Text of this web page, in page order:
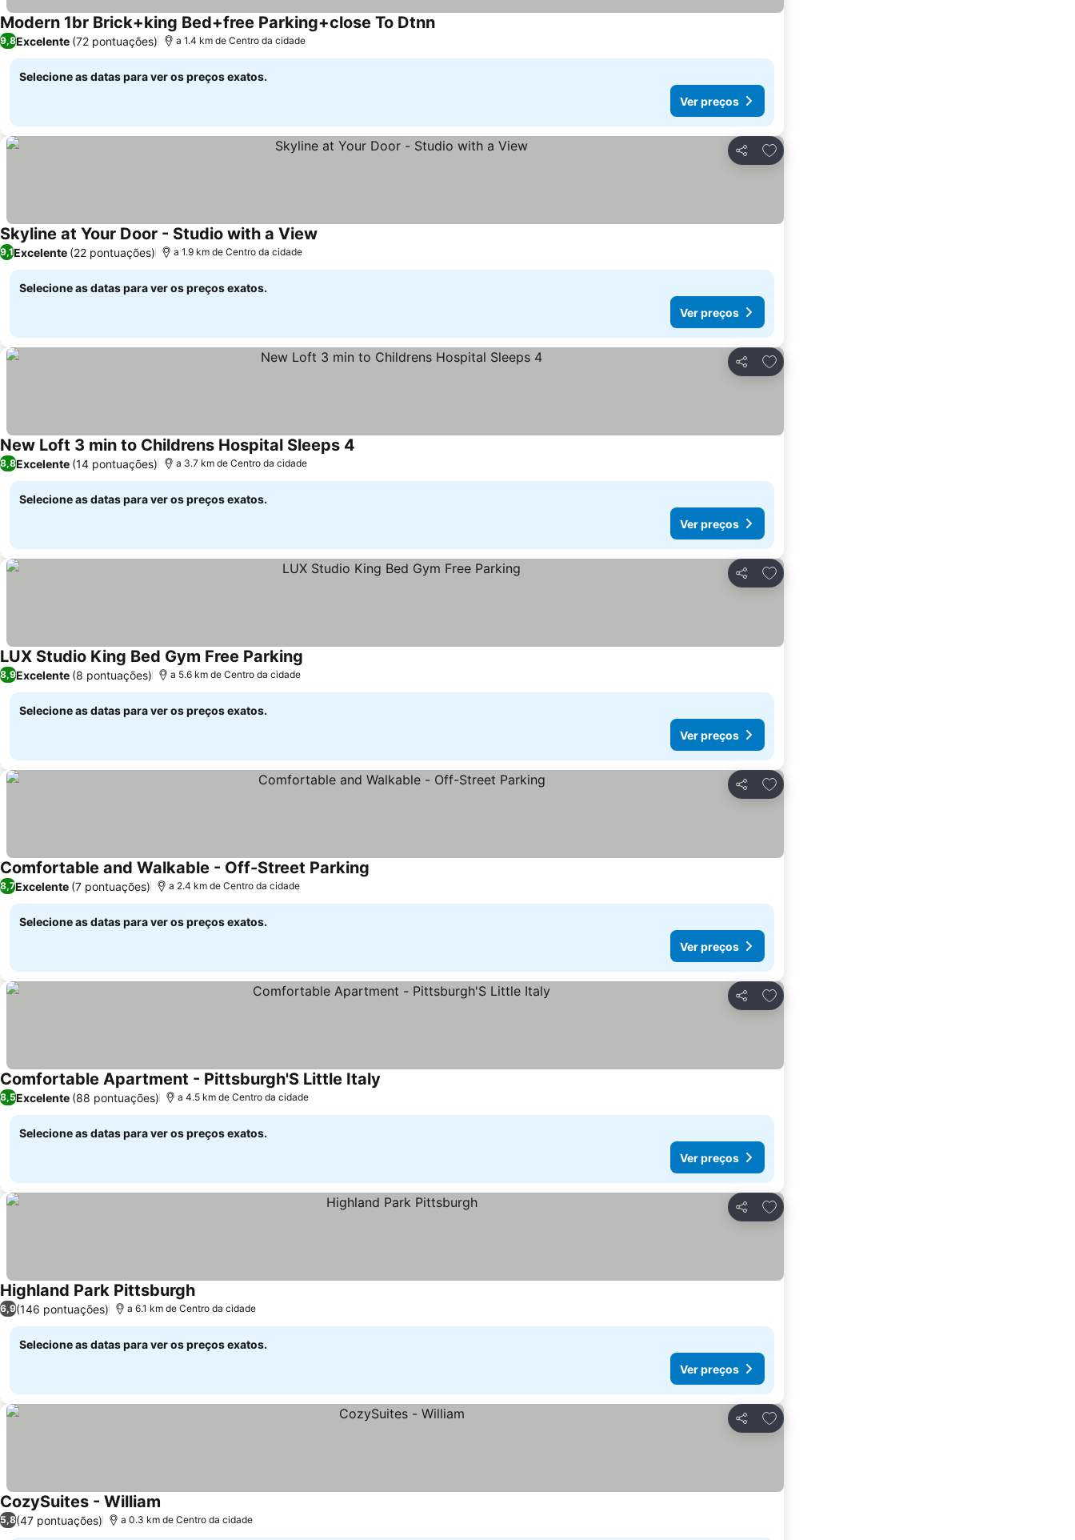
Modern 1br Brick+king Bed+free Parking+close To Dtnn
9,8Excelente (72 pontuações) a 1.4 km de Centro da cidade
Selecione as datas para ver os preços exatos.
Ver preços
Partilhar
Adicionar aos favoritos
Skyline at Your Door - Studio with a View
9,1Excelente (22 pontuações) a 1.9 km de Centro da cidade
Selecione as datas para ver os preços exatos.
Ver preços
Partilhar
Adicionar aos favoritos
New Loft 3 min to Childrens Hospital Sleeps 4
8,8Excelente (14 pontuações) a 3.7 km de Centro da cidade
Selecione as datas para ver os preços exatos.
Ver preços
Partilhar
Adicionar aos favoritos
LUX Studio King Bed Gym Free Parking
8,9Excelente (8 pontuações) a 5.6 km de Centro da cidade
Selecione as datas para ver os preços exatos.
Ver preços
Partilhar
Adicionar aos favoritos
Comfortable and Walkable - Off-Street Parking
8,7Excelente (7 pontuações) a 2.4 km de Centro da cidade
Selecione as datas para ver os preços exatos.
Ver preços
Partilhar
Adicionar aos favoritos
Comfortable Apartment - Pittsburgh'S Little Italy
8,5Excelente (88 pontuações) a 4.5 km de Centro da cidade
Selecione as datas para ver os preços exatos.
Ver preços
Partilhar
Adicionar aos favoritos
Highland Park Pittsburgh
6,9(146 pontuações) a 6.1 km de Centro da cidade
Selecione as datas para ver os preços exatos.
Ver preços
Partilhar
Adicionar aos favoritos
CozySuites - William
5,8(47 pontuações) a 0.3 km de Centro da cidade